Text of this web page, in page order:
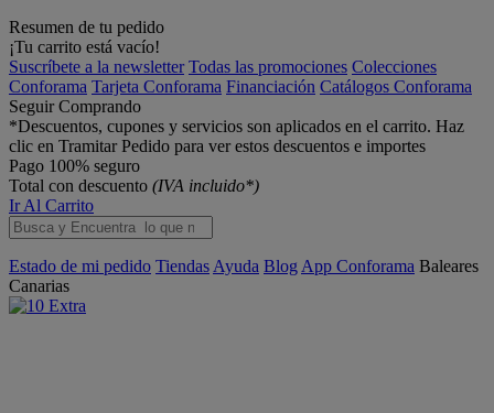
Resumen de tu pedido
¡Tu carrito está vacío!
Suscríbete a la newsletter Todas las promociones Colecciones
Conforama Tarjeta Conforama Financiación Catálogos Conforama
Seguir Comprando
*Descuentos, cupones y servicios son aplicados en el carrito. Haz
clic en Tramitar Pedido para ver estos descuentos e importes
Pago 100% seguro
Total con descuento (IVA incluido*)
Ir Al Carrito
Estado de mi pedido Tiendas Ayuda Blog App Conforama Baleares
Canarias